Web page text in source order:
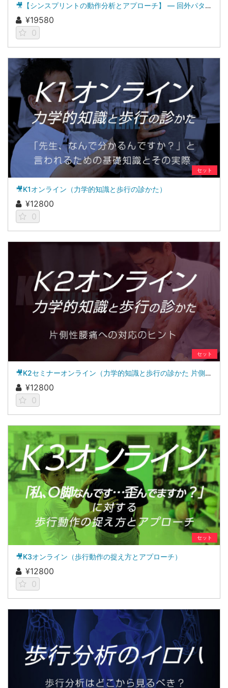
🎥【シンスプリントの動作分析とアプローチ】 ― 回外パターン編 ―
¥19580
0
セット
🎥K1オンライン（力学的知識と歩行の診かた）
¥12800
0
セット
🎥K2セミナーオンライン（力学的知識と歩行の診かた 片側性腰痛への対応のヒント）
¥12800
0
セット
🎥K3オンライン（歩行動作の捉え方とアプローチ）
¥12800
0